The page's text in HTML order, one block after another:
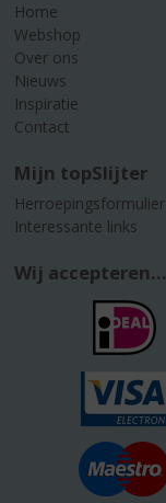
Home
Webshop
Over ons
Nieuws
Inspiratie
Contact
Mijn topSlijter
Herroepingsformulier
Interessante links
Wij accepteren...